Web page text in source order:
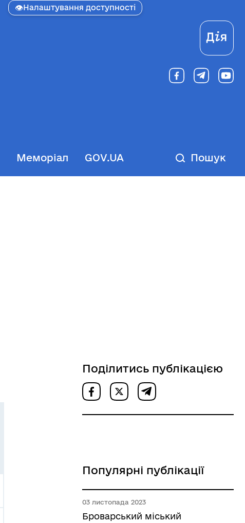
👁Налаштування доступності
Меморіал GOV.UA Пошук
Поділитись публікацією
Популярні публікації
03 листопада 2023
Броварський міський